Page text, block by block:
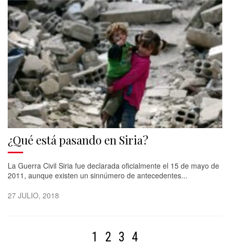
¿Qué está pasando en Siria?
La Guerra Civil Siria fue declarada oficialmente el 15 de mayo de
2011, aunque existen un sinnúmero de antecedentes...
27 JULIO, 2018
1 2 3 4